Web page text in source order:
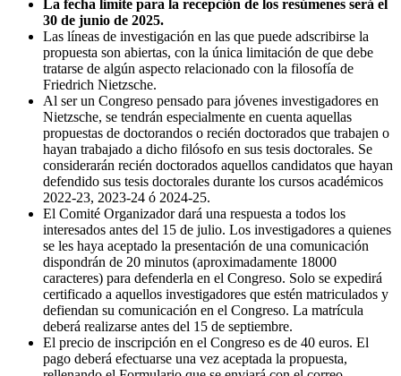
La fecha límite para la recepción de los resúmenes será el
30 de junio de 2025.
Las líneas de investigación en las que puede adscribirse la
propuesta son abiertas, con la única limitación de que debe
tratarse de algún aspecto relacionado con la filosofía de
Friedrich Nietzsche.
Al ser un Congreso pensado para jóvenes investigadores en
Nietzsche, se tendrán especialmente en cuenta aquellas
propuestas de doctorandos o recién doctorados que trabajen o
hayan trabajado a dicho filósofo en sus tesis doctorales. Se
considerarán recién doctorados aquellos candidatos que hayan
defendido sus tesis doctorales durante los cursos académicos
2022-23, 2023-24 ó 2024-25.
El Comité Organizador dará una respuesta a todos los
interesados antes del 15 de julio. Los investigadores a quienes
se les haya aceptado la presentación de una comunicación
dispondrán de 20 minutos (aproximadamente 18000
caracteres) para defenderla en el Congreso. Solo se expedirá
certificado a aquellos investigadores que estén matriculados y
defiendan su comunicación en el Congreso. La matrícula
deberá realizarse antes del 15 de septiembre.
El precio de inscripción en el Congreso es de 40 euros. El
pago deberá efectuarse una vez aceptada la propuesta,